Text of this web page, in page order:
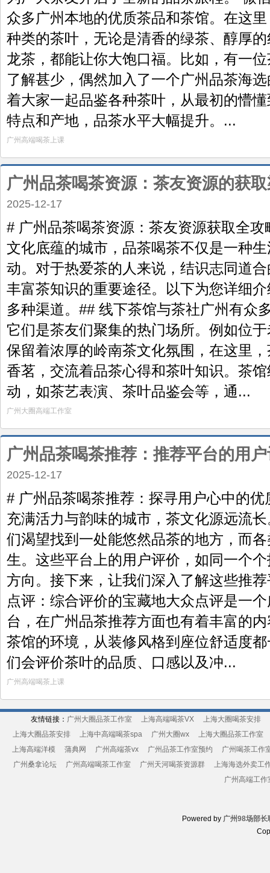
众多广州本地的优质茶品和茶馆。在这
种类的茶叶，无论是清香的绿茶、醇厚
龙茶，都能让你大饱口福。比如，有一
了解甚少，偶然加入了一个广州品茶海
着大家一起品鉴各种茶叶，从最初的懵
特点和产地，品茶水平大幅提升。...
广州高端喝茶上课
广州品茶喝茶资源：茶友资源的获
2025-12-17
# 广州品茶喝茶资源：茶友资源获取全
文化底蕴的城市，品茶喝茶不仅是一种
动。对于热爱茶的人来说，结识志同道
丰富茶知识的重要途径。以下为您详细
多种渠道。## 线下茶馆与茶社广州有众
它们是茶友们聚集的热门场所。例如位
保留着浓厚的岭南茶文化氛围，在这里
香茗，交流着品茶心得和茶叶知识。茶
动，如茶艺表演、茶叶品鉴会等，通...
广州大圈高端工作室
广州品茶喝茶推荐：推荐平台的用
2025-12-17
# 广州品茶喝茶推荐：探寻用户心中的
充满活力与韵味的城市，茶文化源远流
们渴望找到一处能悠然品茶的地方，而
生。这些平台上的用户评价，如同一个
方向。接下来，让我们深入了解这些推
点评：综合评价的宝藏地大众点评是一
台，在广州品茶推荐方面也有着丰富的
茶馆的环境，从装修风格到座位舒适度
们会评价茶叶的品质、口感以及冲...
广州高端喝茶上课
友情链接： 广州大圈品茶工作室 上海高端喝茶VX 上海大圈喝茶安排
上海大圈品茶安排
上海中高端喝茶spa 广州大圈wx
上海大圈品茶工作室
上海高端洋模
蒲典网 广州高端茶vx 广州品茶工作室预约
广州喝茶工作
广州桑拿论坛
广州高端喝茶工作室 广州天河喝茶资源群
上海海选外卖工
广州高端工作
Powered by 广州98场部长